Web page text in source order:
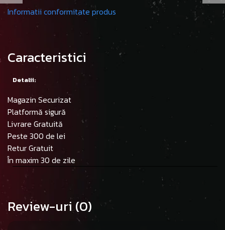
Informatii conformitate produs
Caracteristici
Detalii:
Magazin Securizat
Platformă sigură
Livrare Gratuită
Peste 300 de lei
Retur Gratuit
În maxim 30 de zile
Review-uri(0)